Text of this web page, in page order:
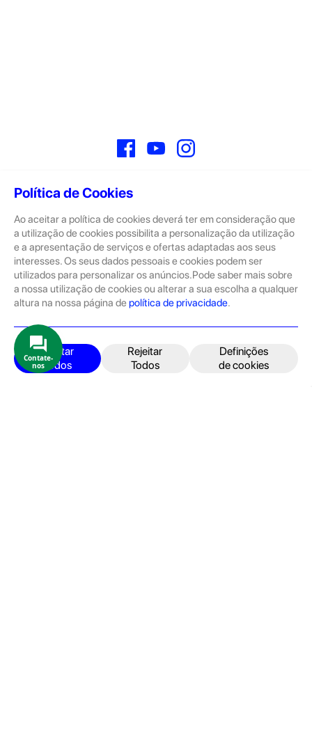
Política de Cookies
Ao aceitar a política de cookies deverá ter em consideração que
a utilização de cookies possibilita a personalização da utilização
e a apresentação de serviços e ofertas adaptadas aos seus
interesses. Os seus dados pessoais e cookies podem ser
utilizados para personalizar os anúncios.Pode saber mais sobre
a nossa utilização de cookies ou alterar a sua escolha a qualquer
altura na nossa página de política de privacidade.
Aceitar
Todos
Rejeitar
Todos
Definições
de cookies
FacebookYouTube
Sobre
A GeekStore é a tua loja de produtos seminovos e novos Apple.
Tratam-se de dispositivos com pouco uso, exposição de loja ou
Novos.
Os seminovos são sempre sujeitos a uma inspeção rigorosa
pelas equipas técnicas que connosco trabalham.
Produtos e Serviços
iPhone
iPad
Contate-
nos